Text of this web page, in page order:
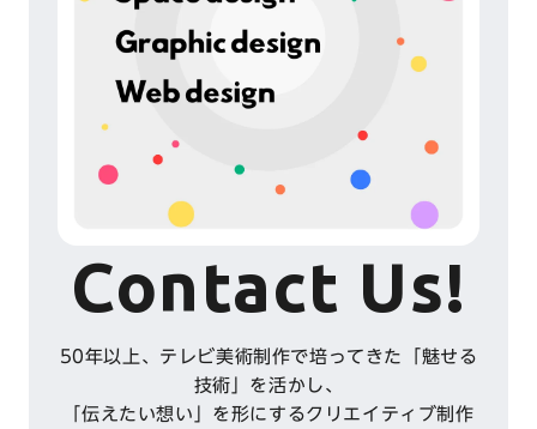
Contact Us!
50年以上、テレビ美術制作で培ってきた「魅せる
技術」を活かし、
「伝えたい想い」を形にするクリエイティブ制作